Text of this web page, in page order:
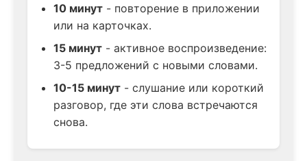
10 минут - повторение в приложении
или на карточках.
15 минут - активное воспроизведение:
3-5 предложений с новыми словами.
10-15 минут - слушание или короткий
разговор, где эти слова встречаются
снова.